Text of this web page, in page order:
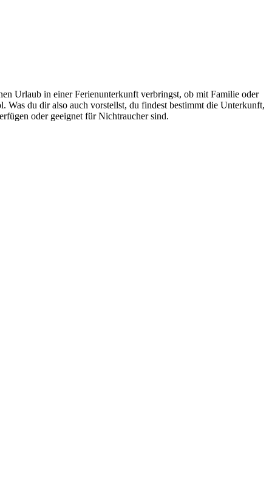
Urlaub in einer Ferienunterkunft verbringst, ob mit Familie oder
du dir also auch vorstellst, du findest bestimmt die Unterkunft,
oder geeignet für Nichtraucher sind.